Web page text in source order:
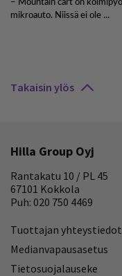
Takaisin ylös
Hilla Group Oyj
Rantakatu 10 / PL 45
67101 Kokkola
Puh: 020 750 4469
Tuottajan yhteystiedot
Medianvapausasetus
Tietosuojalauseke